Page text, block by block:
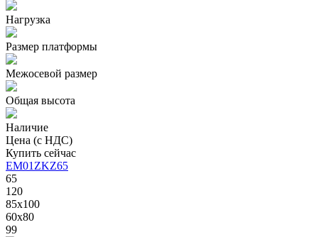
Нагрузка
Размер платформы
Межосевой размер
Общая высота
Наличие
Цена (с НДС)
Купить сейчас
EM01ZKZ65
65
120
85x100
60x80
99